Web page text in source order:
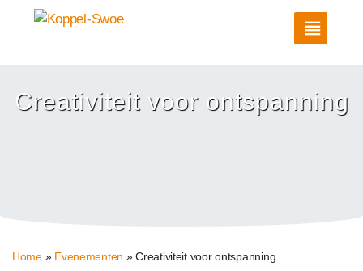
Creativiteit voor ontspanning
Home» Evenementen »Creativiteit voor ontspanning